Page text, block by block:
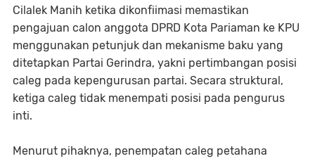
Cilalek Manih ketika dikonfiimasi memastikan
pengajuan calon anggota DPRD Kota Pariaman ke KPU
menggunakan petunjuk dan mekanisme baku yang
ditetapkan Partai Gerindra, yakni pertimbangan posisi
caleg pada kepengurusan partai. Secara struktural,
ketiga caleg tidak menempati posisi pada pengurus
inti.
Menurut pihaknya, penempatan caleg petahana